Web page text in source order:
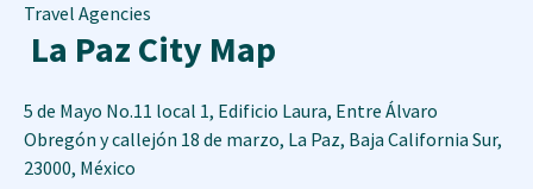
Travel Agencies
La Paz City Map
5 de Mayo No.11 local 1, Edificio Laura, Entre Álvaro
Obregón y callejón 18 de marzo, La Paz, Baja California Sur,
23000, México